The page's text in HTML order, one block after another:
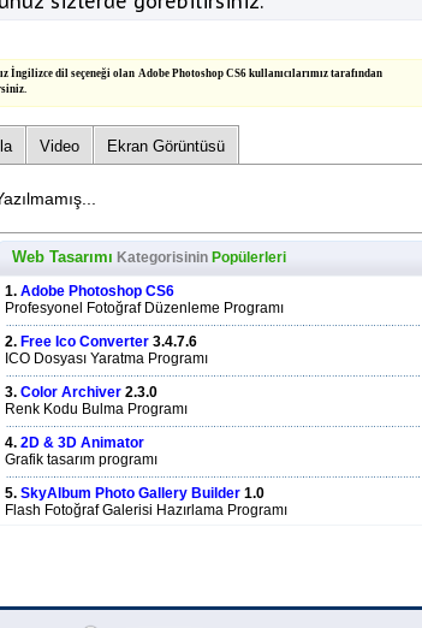
dil seçeneği olan Adobe Photoshop CS6 kullanıcılarımız tarafından
Video Ekran Görüntüsü
Web Tasarımı Kategorisinin Popülerleri
1. Adobe Photoshop CS6
Profesyonel Fotoğraf Düzenleme Programı
2. Free Ico Converter 3.4.7.6
ICO Dosyası Yaratma Programı
3. Color Archiver 2.3.0
Renk Kodu Bulma Programı
4. 2D & 3D Animator
Grafik tasarım programı
5. SkyAlbum Photo Gallery Builder 1.0
Flash Fotoğraf Galerisi Hazırlama Programı